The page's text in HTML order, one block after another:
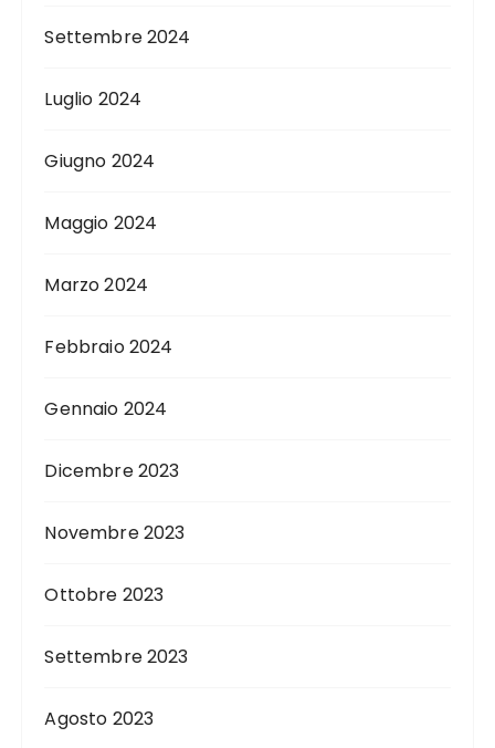
Settembre 2024
Luglio 2024
Giugno 2024
Maggio 2024
Marzo 2024
Febbraio 2024
Gennaio 2024
Dicembre 2023
Novembre 2023
Ottobre 2023
Settembre 2023
Agosto 2023